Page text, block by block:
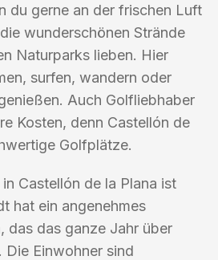
du gerne an der frischen Luft
wunderschönen Strände
Naturparks lieben. Hier
surfen, wandern oder
Auch Golfliebhaber
Kosten, denn Castellón de
Golfplätze.
Castellón de la Plana ist
hat ein angenehmes
das das ganze Jahr über
Die Einwohner sind